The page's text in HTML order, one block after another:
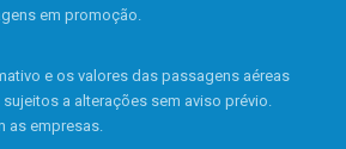
em promoção.
e os valores das passagens aéreas
a alterações sem aviso prévio.
as empresas.